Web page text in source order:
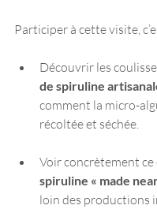
Participer à cette visite,
Découvrir les
de spiruline
comment la micro-
récoltée et séchée.
Voir concrètement ce
spiruline « made
loin des productions